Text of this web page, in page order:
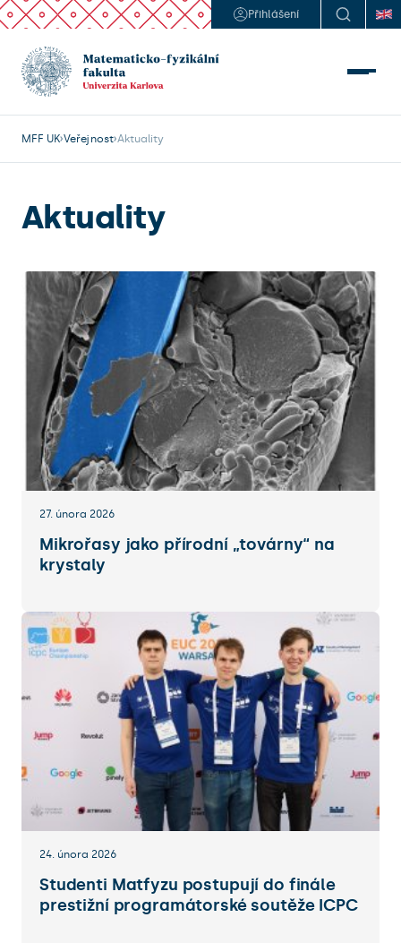
Přihlášení
MFF UK Veřejnost Aktuality
Aktuality
27. února 2026
Mikrořasy jako přírodní „továrny“ na
krystaly
24. února 2026
Studenti Matfyzu postupují do finále
prestižní programátorské soutěže ICPC